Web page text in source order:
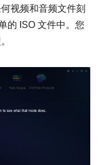
视频和音频文件刻
的 ISO 文件中。您